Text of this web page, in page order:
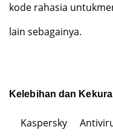
kode rahasia
lain sebagainya.
Kelebihan dan
Kaspersky